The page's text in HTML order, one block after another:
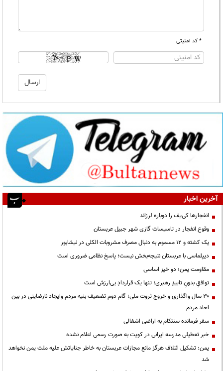
* کد امنیتی
آخرین اخبار
انفجارها کی‌یف را دوباره لرزاند
وقوع انفجار در تاسیسات گازی شهر جبیل عربستان
یک کشته و ۱۲ مسموم به دنبال مصرف مشروبات الکلی در نیشابور
دیپلماسی با عربستان نتیجه‌بخش نیست؛ پاسخ نظامی ضروری است
مقاومت یمن؛ دو خیز اساسی
توافقِ بدونِ تاییدِ رهبری؛ تنها یک قراردادِ بی‌ارزش است
۳۰ سال واگذاری و خروج ثروت ملی؛ گام دوم تضعیف بنیه مردم وایجاد نارضایتی در بین
احاد مردم
سفر فرمانده سنتکام به اراضی اشغالی
خبر تعطیلی مدرسه ایرانی در کویت به صورت رسمی اعلام نشده
یمن: تشکیل ائتلاف هرگز مانع مجازات عربستان به خاطر جنایاتش علیه ملت یمن نخواهد
شد